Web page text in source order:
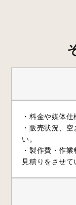
・料金や媒体
・販売状況、
い。
・製作費・作
見積りをさせて